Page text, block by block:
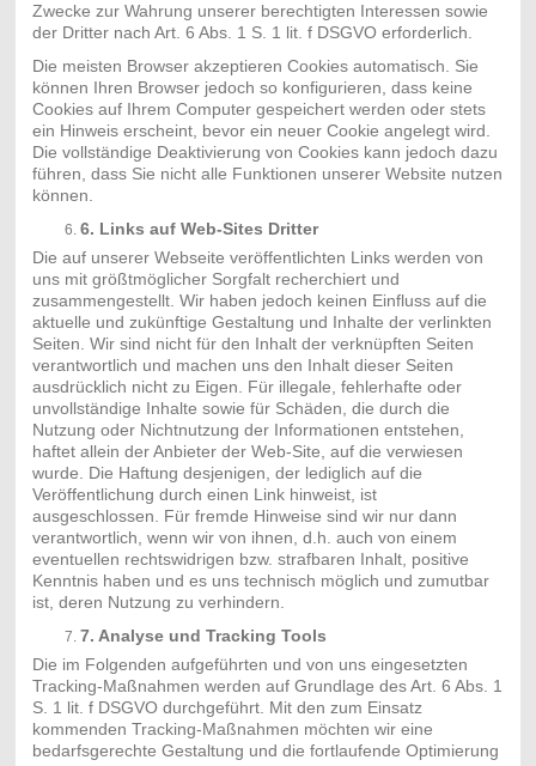
Zwecke zur Wahrung unserer berechtigten Interessen sowie
der Dritter nach Art. 6 Abs. 1 S. 1 lit. f DSGVO erforderlich.
Die meisten Browser akzeptieren Cookies automatisch. Sie
können Ihren Browser jedoch so konfigurieren, dass keine
Cookies auf Ihrem Computer gespeichert werden oder stets
ein Hinweis erscheint, bevor ein neuer Cookie angelegt wird.
Die vollständige Deaktivierung von Cookies kann jedoch dazu
führen, dass Sie nicht alle Funktionen unserer Website nutzen
können.
6. Links auf Web-Sites Dritter
Die auf unserer Webseite veröffentlichten Links werden von
uns mit größtmöglicher Sorgfalt recherchiert und
zusammengestellt. Wir haben jedoch keinen Einfluss auf die
aktuelle und zukünftige Gestaltung und Inhalte der verlinkten
Seiten. Wir sind nicht für den Inhalt der verknüpften Seiten
verantwortlich und machen uns den Inhalt dieser Seiten
ausdrücklich nicht zu Eigen. Für illegale, fehlerhafte oder
unvollständige Inhalte sowie für Schäden, die durch die
Nutzung oder Nichtnutzung der Informationen entstehen,
haftet allein der Anbieter der Web-Site, auf die verwiesen
wurde. Die Haftung desjenigen, der lediglich auf die
Veröffentlichung durch einen Link hinweist, ist
ausgeschlossen. Für fremde Hinweise sind wir nur dann
verantwortlich, wenn wir von ihnen, d.h. auch von einem
eventuellen rechtswidrigen bzw. strafbaren Inhalt, positive
Kenntnis haben und es uns technisch möglich und zumutbar
ist, deren Nutzung zu verhindern.
7. Analyse und Tracking Tools
Die im Folgenden aufgeführten und von uns eingesetzten
Tracking-Maßnahmen werden auf Grundlage des Art. 6 Abs. 1
S. 1 lit. f DSGVO durchgeführt. Mit den zum Einsatz
kommenden Tracking-Maßnahmen möchten wir eine
bedarfsgerechte Gestaltung und die fortlaufende Optimierung